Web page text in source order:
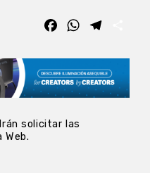
FacebookWhatsApp
solicitar las